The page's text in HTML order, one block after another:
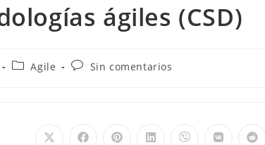
ágiles (CSD)
Agile Sin comentarios